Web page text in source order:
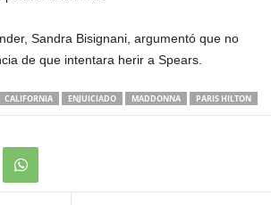
Sandra Bisignani, argumentó que no
de que intentara herir a Spears.
CALIFORNIA ENJUICIADO MADDONNA PARIS HILTON